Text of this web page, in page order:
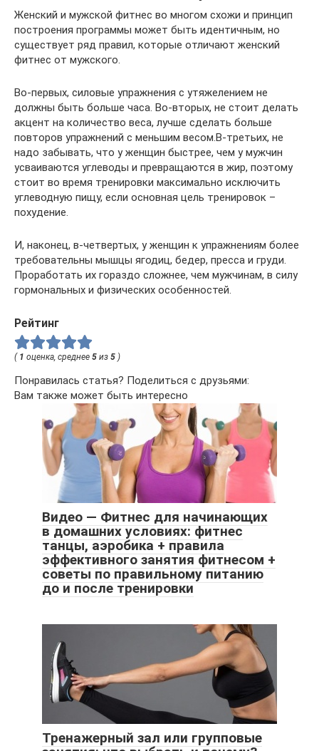
Женский и мужской фитнес во многом схожи и принцип
построения программы может быть идентичным, но
существует ряд правил, которые отличают женский
фитнес от мужского.
Во-первых, силовые упражнения с утяжелением не
должны быть больше часа. Во-вторых, не стоит делать
акцент на количество веса, лучше сделать больше
повторов упражнений с меньшим весом.В-третьих, не
надо забывать, что у женщин быстрее, чем у мужчин
усваиваются углеводы и превращаются в жир, поэтому
стоит во время тренировки максимально исключить
углеводную пищу, если основная цель тренировок –
похудение.
И, наконец, в-четвертых, у женщин к упражнениям более
требовательны мышцы ягодиц, бедер, пресса и груди.
Проработать их гораздо сложнее, чем мужчинам, в силу
гормональных и физических особенностей.
Рейтинг
( 1 оценка, среднее 5 из 5 )
Понравилась статья? Поделиться с друзьями:
Вам также может быть интересно
Видео — Фитнес для начинающих
в домашних условиях: фитнес
танцы, аэробика + правила
эффективного занятия фитнесом +
советы по правильному питанию
до и после тренировки
Тренажерный зал или групповые